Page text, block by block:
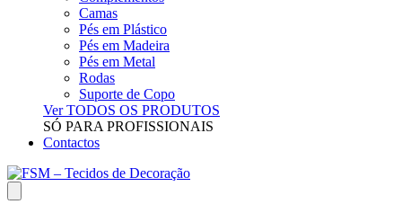
Camas
Pés em Plástico
Pés em Madeira
Pés em Metal
Rodas
Suporte de Copo
Ver TODOS OS PRODUTOS
SÓ PARA PROFISSIONAIS
Contactos